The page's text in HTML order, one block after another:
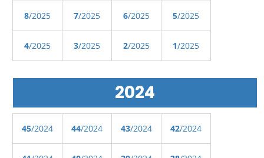
8/2025 7/2025 6/2025 5/2025
4/2025 3/2025 2/2025 1/2025
2024
45/2024 44/2024 43/2024 42/2024